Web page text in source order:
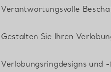
Verantwortungsvolle
Gestalten Sie Ihren
Verlobungsringdesigns und